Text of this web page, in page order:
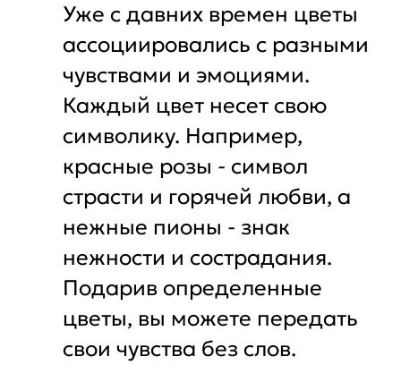
Уже с давних времен цветы
ассоциировались с разными
чувствами и эмоциями.
Каждый цвет несет свою
символику. Например,
красные розы - символ
страсти и горячей любви, а
нежные пионы - знак
нежности и сострадания.
Подарив определенные
цветы, вы можете передать
свои чувства без слов.